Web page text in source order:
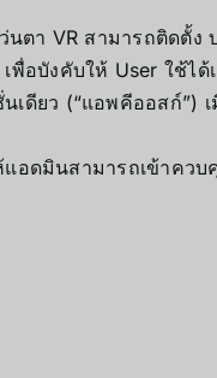
ตา VR สามารถติดตั้
อบังคับให้ User ใช้ไ
ดียว (“แอพคีออสก์”)
อดมินสามารถเข้าคว